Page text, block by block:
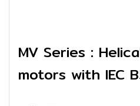
MV Series :
motors with IEC